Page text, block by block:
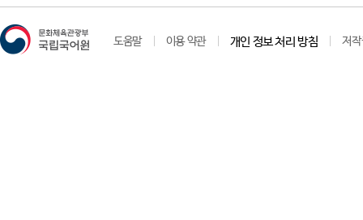
도움말 이용 약관 개인 정보 처리 방침 저